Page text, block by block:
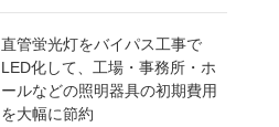
直管蛍光灯をバイパス工事で
LED化して、工場・事務所・ホ
ールなどの照明器具の初期費用
を大幅に節約